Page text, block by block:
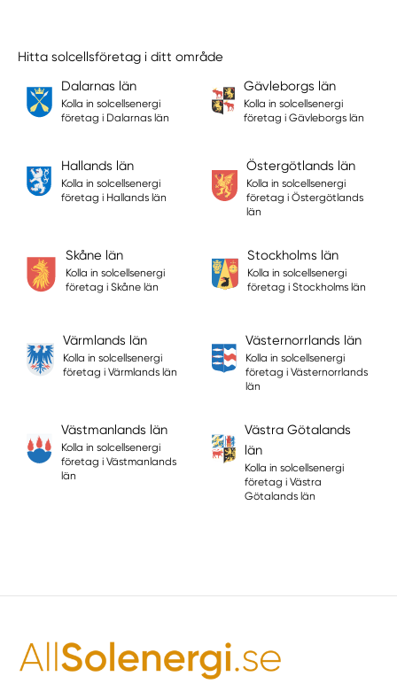
Hitta solcellsföretag i ditt område
Dalarnas län
Kolla in solcellsenergi
företag i Dalarnas län
Gävleborgs län
Kolla in solcellsenergi
företag i Gävleborgs län
Hallands län
Kolla in solcellsenergi
företag i Hallands län
Östergötlands län
Kolla in solcellsenergi
företag i Östergötlands
län
Skåne län
Kolla in solcellsenergi
företag i Skåne län
Stockholms län
Kolla in solcellsenergi
företag i Stockholms län
Värmlands län
Kolla in solcellsenergi
företag i Värmlands län
Västernorrlands län
Kolla in solcellsenergi
företag i Västernorrlands
län
Västmanlands län
Kolla in solcellsenergi
företag i Västmanlands
län
Västra Götalands
län
Kolla in solcellsenergi
företag i Västra
Götalands län